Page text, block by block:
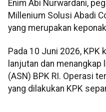
Enim Abi Nurwardani,
Millenium Solusi Abadi
yang merupakan
Pada 10 Juni 2026, KPK
lanjutan dan
(ASN) BPK RI. Operasi
yang dilakukan KPK